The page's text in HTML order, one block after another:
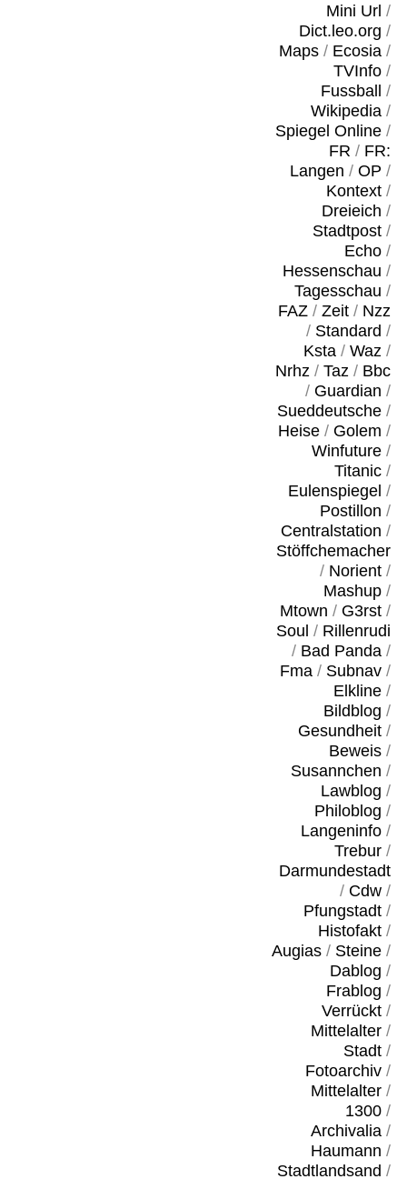
Mini Url /
Dict.leo.org /
Maps/ Ecosia/
TVInfo/
Fussball
/
Wikipedia/
Spiegel Online/
FR / FR:
Langen / OP /
Kontext/
Dreieich /
Stadtpost/
Echo/
Hessenschau /
Tagesschau /
FAZ/ Zeit/ Nzz
/ Standard /
Ksta/ Waz/
Nrhz/ Taz/ Bbc
/ Guardian /
Sueddeutsche/
Heise/ Golem /
Winfuture/
Titanic/
Eulenspiegel /
Postillon /
Centralstation /
Stöffchemacher
/ Norient/
Mashup/
Mtown / G3rst/
Soul / Rillenrudi
/ Bad Panda/
Fma/ Subnav/
Elkline/
Bildblog /
Gesundheit/
Beweis/
Susannchen /
Lawblog /
Philoblog /
Langeninfo/
Trebur/
Darmundestadt
/ Cdw/
Pfungstadt/
Histofakt/
Augias/ Steine/
Dablog /
Frablog /
Verrückt/
Mittelalter/
Stadt/
Fotoarchiv/
Mittelalter/
1300/
Archivalia/
Haumann /
Stadtlandsand /